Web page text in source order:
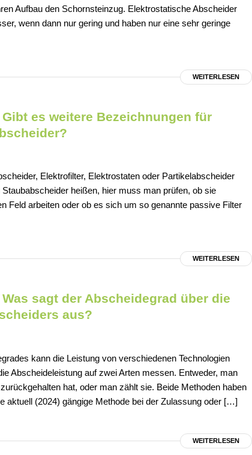
Aufbau den Schornsteinzug. Elektrostatische Abscheider
wenn dann nur gering und haben nur eine sehr geringe
WEITERLESEN
es weitere Bezeichnungen für
Elektrofilter, Elektrostaten oder Partikelabscheider
heißen, hier muss man prüfen, ob sie
Feld arbeiten oder ob es sich um so genannte passive Filter
WEITERLESEN
sagt der Abscheidegrad über die
aus?
kann die Leistung von verschiedenen Technologien
Abscheideleistung auf zwei Arten messen. Entweder, man
hat, oder man zählt sie. Beide Methoden haben
aktuell (2024) gängige Methode bei der Zulassung oder […]
WEITERLESEN